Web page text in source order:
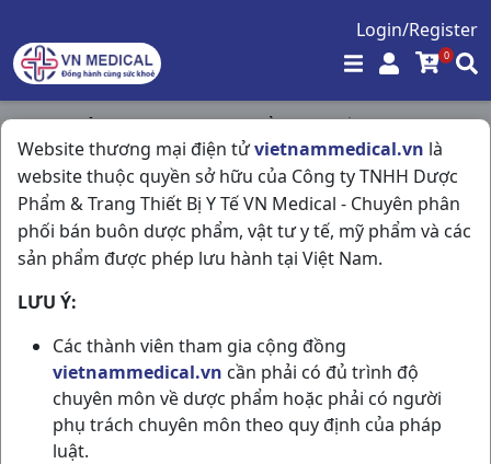
Login/Register
0
Website thương mại điện tửvietnammedical.vn là
website thuộc quyền sở hữu của Công ty TNHH Dược
Phẩm & Trang Thiết Bị Y Tế VN Medical - Chuyên phân
phối bán buôn dược phẩm, vật tư y tế, mỹ phẩm và các
sản phẩm được phép lưu hành tại Việt Nam.
LƯU Ý:
Các thành viên tham gia cộng đồng
vietnammedical.vn cần phải có đủ trình độ
chuyên môn về dược phẩm hoặc phải có người
phụ trách chuyên môn theo quy định của pháp
luật.
Trang chủ / Tim Mạch - Lợi Tiểu- Nội Tiết /
Pfertzer(clopidorel 75mg) H30vbf Davi